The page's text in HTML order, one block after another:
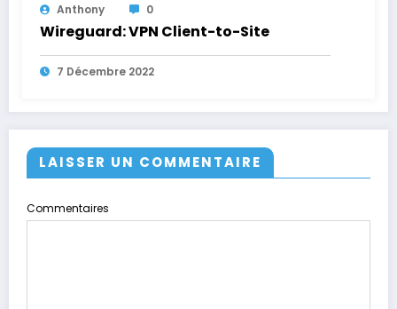
Anthony 0
Wireguard: VPN Client-to-Site
7 Décembre 2022
LAISSER UN COMMENTAIRE
Commentaires